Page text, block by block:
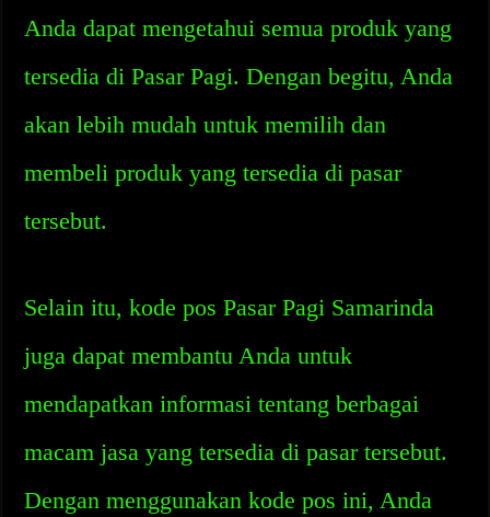
Anda dapat mengetahui semua produk yang
tersedia di Pasar Pagi. Dengan begitu, Anda
akan lebih mudah untuk memilih dan
membeli produk yang tersedia di pasar
tersebut.
Selain itu, kode pos Pasar Pagi Samarinda
juga dapat membantu Anda untuk
mendapatkan informasi tentang berbagai
macam jasa yang tersedia di pasar tersebut.
Dengan menggunakan kode pos ini, Anda